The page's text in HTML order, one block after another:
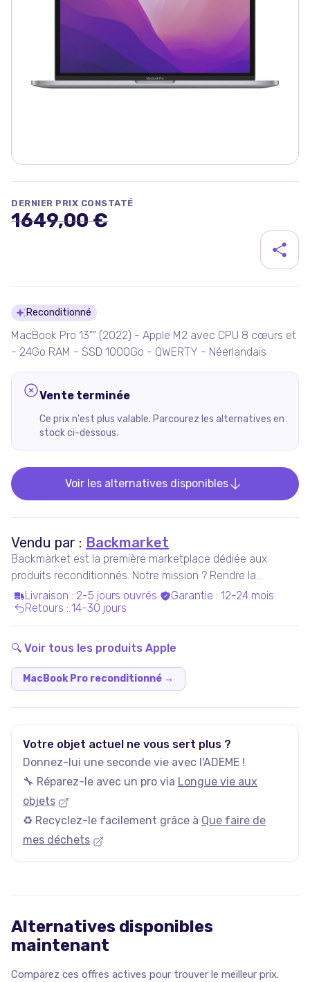
DERNIER PRIX CONSTATÉ
1649,00 €
Détails du produit
Reconditionné
MacBook Pro 13"" (2022) - Apple M2 avec CPU 8 cœurs et
- 24Go RAM - SSD 1000Go - QWERTY - Néerlandais
Vente terminée
Ce prix n'est plus valable. Parcourez les alternatives en
stock ci-dessous.
Voir les alternatives disponibles
Vendu par : Backmarket
Backmarket est la première marketplace dédiée aux
produits reconditionnés. Notre mission ? Rendre la
consommation de produits ressuscités mainstream.
Livraison : 2-5 jours ouvrés Garantie : 12-24 mois
Retours : 14-30 jours
🔍 Voir tous les produits Apple
MacBook Pro reconditionné →
Votre objet actuel ne vous sert plus ?
Donnez-lui une seconde vie avec l'ADEME !
🔧 Réparez-le avec un pro via Longue vie aux
objets
♻️ Recyclez-le facilement grâce à Que faire de
mes déchets
Alternatives disponibles
maintenant
Comparez ces offres actives pour trouver le meilleur prix.